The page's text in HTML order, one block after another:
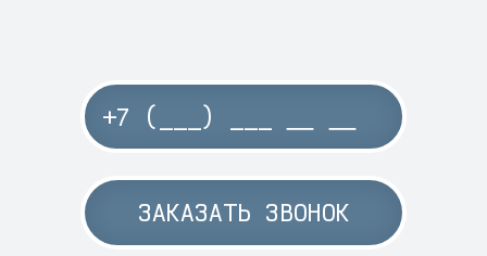
ЗАКАЗАТЬ ЗВОНОК